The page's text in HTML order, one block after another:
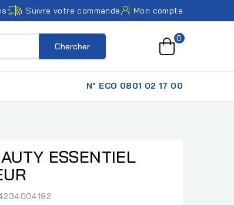
Suivre votre commande Mon compte
Chercher
0
N° ECO 0801 02 17 00
ESSENTIEL